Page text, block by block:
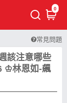
0
常見問題
該注意哪些
♔林恩如-飆